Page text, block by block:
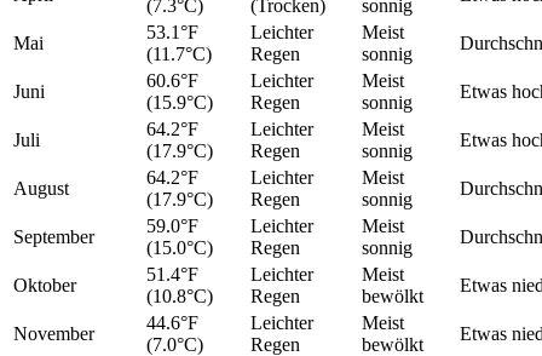
(7.3°C)
(Trocken)
sonnig
Mai
53.1°F
(11.7°C)
Leichter
Regen
Meist
sonnig
Juni
60.6°F
(15.9°C)
Leichter
Regen
Meist
sonnig
Etwas
Juli
64.2°F
(17.9°C)
Leichter
Regen
Meist
sonnig
Etwas
August
64.2°F
(17.9°C)
Leichter
Regen
Meist
sonnig
September
59.0°F
(15.0°C)
Leichter
Regen
Meist
sonnig
Oktober
51.4°F
(10.8°C)
Leichter
Regen
Meist
bewölkt
Etwas
November
44.6°F
(7.0°C)
Leichter
Regen
Meist
bewölkt
Etwas